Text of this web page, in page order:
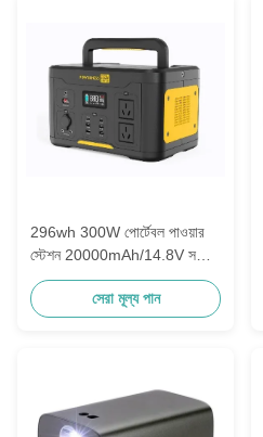
296wh 300W পোর্টেবল পাওয়ার
স্টেশন 20000mAh/14.8V সঙ্গে
এসি আউটলেট জন্য হোম ক্যাম্পিং RV
সেরা মূল্য পান